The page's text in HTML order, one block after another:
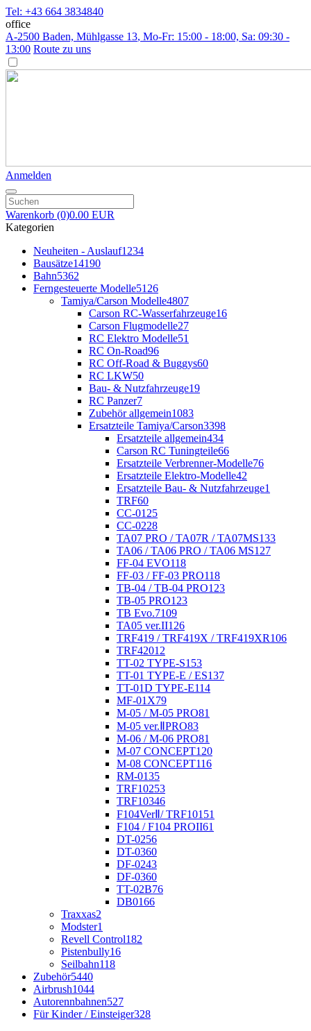
Tel: +43 664 3834840
office
A-2500 Baden, Mühlgasse 13, Mo-Fr: 15:00 - 18:00, Sa: 09:30 -
13:00 Route zu uns
Anmelden
Warenkorb (0)0.00 EUR
Kategorien
Neuheiten - Auslauf1234
Bausätze14190
Bahn5362
Ferngesteuerte Modelle5126
Tamiya/Carson Modelle4807
Carson RC-Wasserfahrzeuge16
Carson Flugmodelle27
RC Elektro Modelle51
RC On-Road96
RC Off-Road & Buggys60
RC LKW50
Bau- & Nutzfahrzeuge19
RC Panzer7
Zubehör allgemein1083
Ersatzteile Tamiya/Carson3398
Ersatzteile allgemein434
Carson RC Tuningteile66
Ersatzteile Verbrenner-Modelle76
Ersatzteile Elektro-Modelle42
Ersatzteile Bau- & Nutzfahrzeuge1
TRF60
CC-01 25
CC-0228
TA07 PRO / TA07R / TA07MS133
TA06 / TA06 PRO / TA06 MS127
FF-04 EVO118
FF-03 / FF-03 PRO118
TB-04 / TB-04 PRO123
TB-05 PRO123
TB Evo.7109
TA05 ver.II126
TRF419 / TRF419X / TRF419XR106
TRF42012
TT-02 TYPE-S153
TT-01 TYPE-E / ES137
TT-01D TYPE-E114
MF-01X79
M-05 / M-05 PRO81
M-05 ver.ⅡPRO83
M-06 / M-06 PRO81
M-07 CONCEPT120
M-08 CONCEPT116
RM-0135
TRF10253
TRF10346
F104VerⅡ/ TRF101 51
F104 / F104 PROII61
DT-0256
DT-0360
DF-0243
DF-0360
TT-02B76
DB0166
Traxxas2
Modster1
Revell Control182
Pistenbully16
Seilbahn118
Zubehör5440
Airbrush1044
Autorennbahnen527
Für Kinder / Einsteiger328